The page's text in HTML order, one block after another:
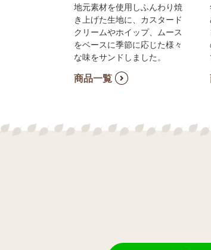
地元素材を使用しふんわり焼
き上げた生地に、カスタード
クリームやホイップ、ムース
をベースに季節に応じた様々
な味をサンドしました。
商品一覧